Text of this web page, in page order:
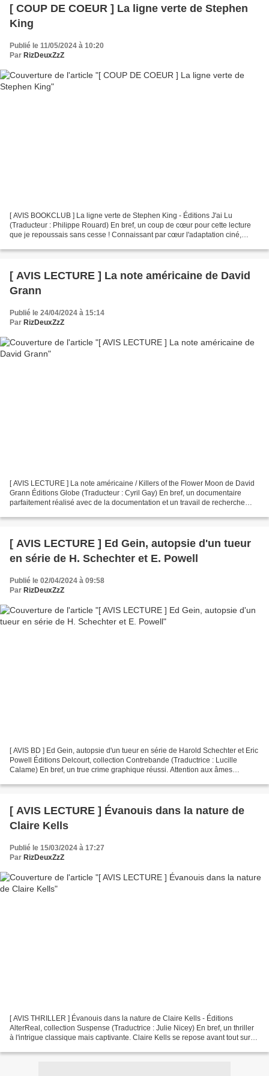
[ COUP DE COEUR ] La ligne verte de Stephen
King
Publié le 11/05/2024 à 10:20
Par RizDeuxZzZ
[ AVIS BOOKCLUB ] La ligne verte de Stephen King - Éditions J'ai Lu
(Traducteur : Philippe Rouard) En bref, un coup de cœur pour cette lecture
que je repoussais sans cesse ! Connaissant par cœur l'adaptation ciné,
[ AVIS LECTURE ] La note américaine de David
Grann
Publié le 24/04/2024 à 15:14
Par RizDeuxZzZ
[ AVIS LECTURE ] La note américaine / Killers of the Flower Moon de David
Grann Éditions Globe (Traducteur : Cyril Gay) En bref, un documentaire
parfaitement réalisé avec de la documentation et un travail de recherche
[ AVIS LECTURE ] Ed Gein, autopsie d'un tueur
en série de H. Schechter et E. Powell
Publié le 02/04/2024 à 09:58
Par RizDeuxZzZ
[ AVIS BD ] Ed Gein, autopsie d'un tueur en série de Harold Schechter et Eric
Powell Éditions Delcourt, collection Contrebande (Traductrice : Lucille
Calame) En bref, un true crime graphique réussi. Attention aux âmes
[ AVIS LECTURE ] Évanouis dans la nature de
Claire Kells
Publié le 15/03/2024 à 17:27
Par RizDeuxZzZ
[ AVIS THRILLER ] Évanouis dans la nature de Claire Kells - Éditions
AlterReal, collection Suspense (Traductrice : Julie Nicey) En bref, un thriller
à l'intrigue classique mais captivante. Claire Kells se repose avant tout sur